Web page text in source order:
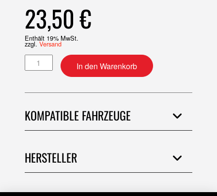
23,50€
Enthält 19% MwSt.
zzgl.Versand
Schwingenschleifer Menge
In den Warenkorb
KOMPATIBLE FAHRZEUGE
HERSTELLER